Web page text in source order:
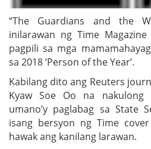
“The Guardians and the
inilarawan ng Time
pagpili sa mga
sa 2018 ‘Person of the Year’.
Kabilang dito ang Reuters
Kyaw Soe Oo na
umano’y paglabag sa State
isang bersyon ng Time
hawak ang kanilang larawan.